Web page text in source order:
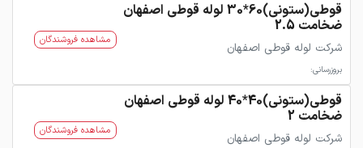
قوطی(ستونی)60*30 لوله قوطی اصفهان
ضخامت 2.5
شرکت لوله قوطی اصفهان
بروزرسانی:
مشاهده فروشندگان
قوطی(ستونی)40*40 لوله قوطی اصفهان
ضخامت 2
شرکت لوله قوطی اصفهان مشاهده فروشندگان